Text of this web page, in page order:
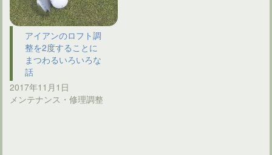
アイアンのロフト調
整を2度することに
まつわるいろいろな
話
2017年11月1日
メンテナンス・修理調整